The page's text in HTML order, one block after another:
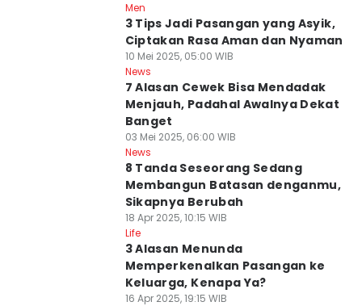
Men
3 Tips Jadi Pasangan yang Asyik,
Ciptakan Rasa Aman dan Nyaman
10 Mei 2025, 05:00 WIB
News
7 Alasan Cewek Bisa Mendadak
Menjauh, Padahal Awalnya Dekat
Banget
03 Mei 2025, 06:00 WIB
News
8 Tanda Seseorang Sedang
Membangun Batasan denganmu,
Sikapnya Berubah
18 Apr 2025, 10:15 WIB
Life
3 Alasan Menunda
Memperkenalkan Pasangan ke
Keluarga, Kenapa Ya?
16 Apr 2025, 19:15 WIB